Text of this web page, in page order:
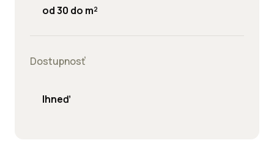
od 30 do m²
Dostupnosť
Ihneď